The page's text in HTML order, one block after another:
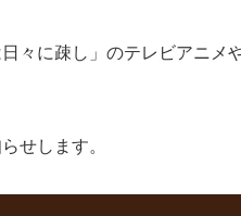
々に疎し」のテレビアニメ
せします。